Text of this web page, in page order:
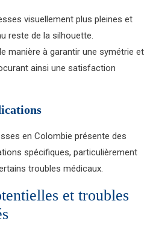
visuellement plus pleines et
reste de la silhouette.
manière à garantir une symétrie et
ainsi une satisfaction
en Colombie présente des
spécifiques, particulièrement
troubles médicaux.
et troubles